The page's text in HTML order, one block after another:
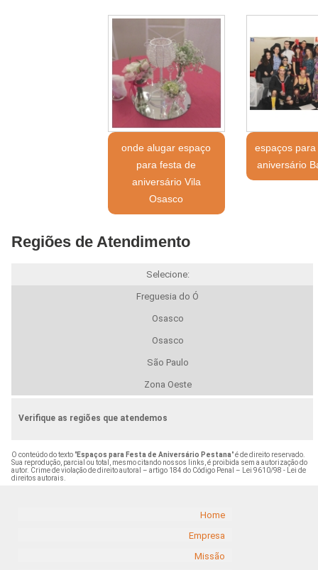
onde alugar espaço
para festa de
aniversário Vila
Osasco
espaços
aniversário
Regiões de Atendimento
Selecione:
Freguesia do Ó
Osasco
Osasco
São Paulo
Zona Oeste
Verifique as regiões que atendemos
O conteúdo do texto "Espaços para Festa de Aniversário Pestana" é de direito reservado.
Sua reprodução, parcial ou total, mesmo citando nossos links, é proibida sem a autorização do
autor. Crime de violação de direito autoral – artigo 184 do Código Penal – Lei 9610/98 - Lei de
direitos autorais.
Home
Empresa
Missão